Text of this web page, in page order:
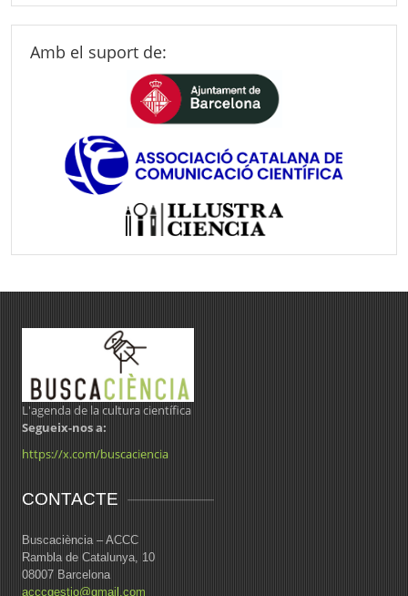
Amb el suport de:
L'agenda de la cultura científica
Segueix-nos a:
https://x.com/buscaciencia
CONTACTE
Buscaciència – ACCC
Rambla de Catalunya, 10
08007 Barcelona
acccgestio@gmail.com